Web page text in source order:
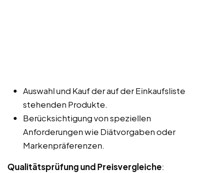
Auswahl und Kauf der auf der Einkaufsliste
stehenden Produkte.
Berücksichtigung von speziellen
Anforderungen wie Diätvorgaben oder
Markenpräferenzen.
Qualitätsprüfung und Preisvergleiche: